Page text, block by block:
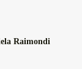
Raimondi